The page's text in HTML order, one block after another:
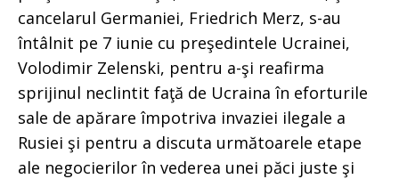
cancelarul Germaniei, Friedrich Merz, s-au
întâlnit pe 7 iunie cu preşedintele Ucrainei,
Volodimir Zelenski, pentru a-şi reafirma
sprijinul neclintit faţă de Ucraina în eforturile
sale de apărare împotriva invaziei ilegale a
Rusiei şi pentru a discuta următoarele etape
ale negocierilor în vederea unei păci juste şi